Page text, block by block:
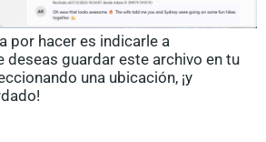
por hacer es indicarle a
deseas guardar este archivo en tu
una ubicación, ¡y